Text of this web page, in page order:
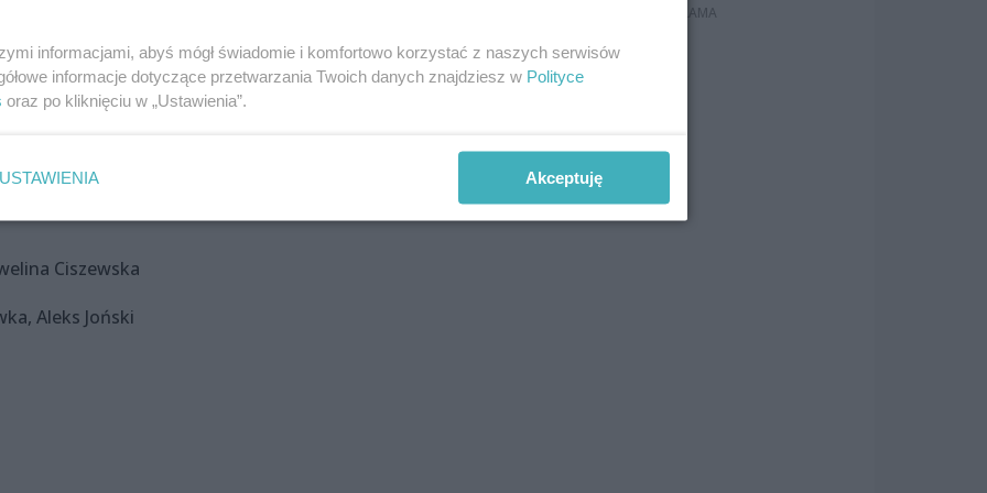
Ciszewska
Aleks Joński
informacjami, abyś mógł świadomie i komfortowo korzystać z naszych serwisów
informacje dotyczące przetwarzania Twoich danych znajdziesz w Polityce
oraz po kliknięciu w „Ustawienia”.
USTAWIENIA Akceptuję